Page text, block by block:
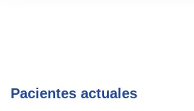
Pacientes actuales